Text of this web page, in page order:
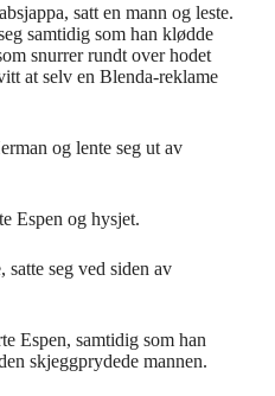
satt en mann og leste.
samtidig som han klødde
snurrer rundt over hodet
at selv en Blenda-reklame
og lente seg ut av
Espen og hysjet.
satte seg ved siden av
Espen, samtidig som han
skjeggprydede mannen.